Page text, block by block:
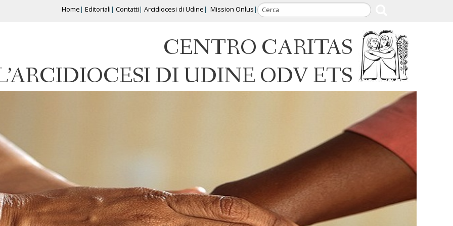
Home Editoriali Contatti Arcidiocesi di Udine Mission Onlus
CENTRO CARITAS
DI UDINE ODV ETS